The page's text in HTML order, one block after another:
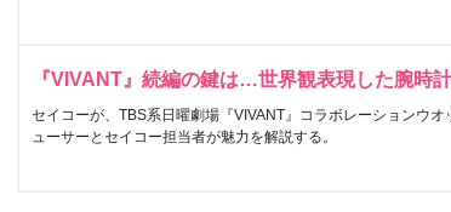
『VIVANT』続編の鍵は…世界観表現した腕時
セイコーが、TBS系日曜劇場『VIVANT』コラボレーションウ
ューサーとセイコー担当者が魅力を解説する。